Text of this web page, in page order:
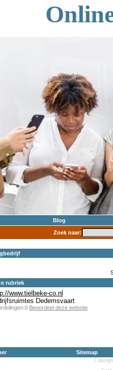
Blog
Zoek naar:
rubriek
www.tielbeke-co.nl
Dedemsvaart
Beoordeel deze website
Sitemap